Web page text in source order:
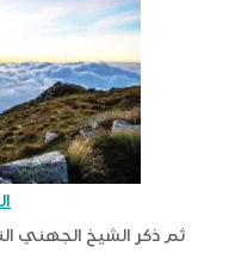
ثم ذكر الشيخ الجهني